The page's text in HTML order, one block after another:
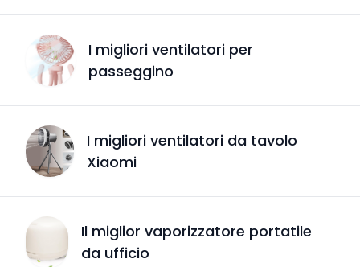
I migliori ventilatori per
passeggino
I migliori ventilatori da tavolo
Xiaomi
Il miglior vaporizzatore portatile
da ufficio